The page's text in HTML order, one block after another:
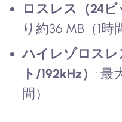
ロスレス（24ビ
り約36 MB（1時
ハイレゾロスレ
ト/192kHz） : 最
間）